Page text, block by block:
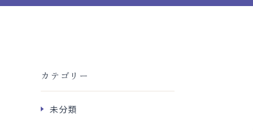
カテゴリー
未分類